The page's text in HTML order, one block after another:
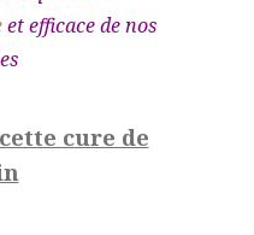
et efficace de nos
cure de